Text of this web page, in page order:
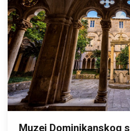
Muzej Dominikanskog